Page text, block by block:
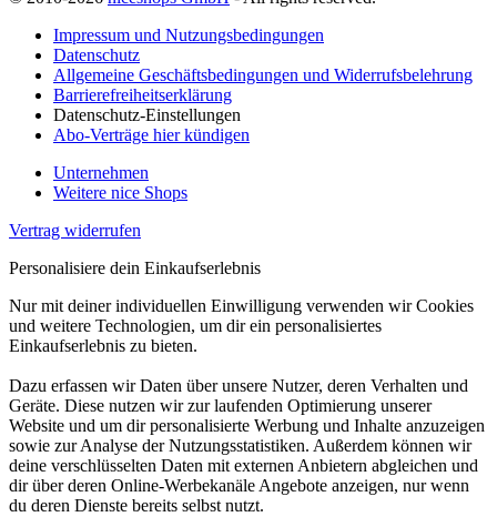
Impressum und Nutzungsbedingungen
Datenschutz
Allgemeine Geschäftsbedingungen und Widerrufsbelehrung
Barrierefreiheitserklärung
Datenschutz-Einstellungen
Abo-Verträge hier kündigen
Unternehmen
Weitere nice Shops
Vertrag widerrufen
Personalisiere dein Einkaufserlebnis
Nur mit deiner individuellen Einwilligung verwenden wir Cookies
und weitere Technologien, um dir ein personalisiertes
Einkaufserlebnis zu bieten.
Dazu erfassen wir Daten über unsere Nutzer, deren Verhalten und
Geräte. Diese nutzen wir zur laufenden Optimierung unserer
Website und um dir personalisierte Werbung und Inhalte anzuzeigen
sowie zur Analyse der Nutzungsstatistiken. Außerdem können wir
deine verschlüsselten Daten mit externen Anbietern abgleichen und
dir über deren Online-Werbekanäle Angebote anzeigen, nur wenn
du deren Dienste bereits selbst nutzt.